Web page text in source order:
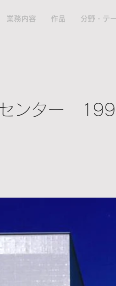
業務内容 作品 分野・テ
センター